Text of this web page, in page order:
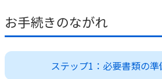
マイページログイン
入院保険金・手術保険金
保険をご検討中のお客さま
法人のお客さま
【まずはご相談ください】企
お役立ち情報
お手続きのながれ
ステップ1：必要書類の準